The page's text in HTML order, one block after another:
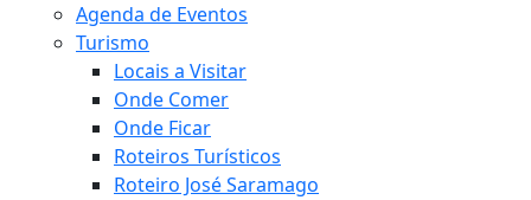
Agenda de Eventos
Turismo
Locais a Visitar
Onde Comer
Onde Ficar
Roteiros Turísticos
Roteiro José Saramago